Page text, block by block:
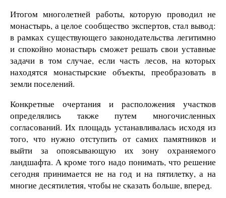
Итогом многолетней работы, которую проводил не
монастырь, а целое сообщество экспертов, стал вывод:
в рамках существующего законодательства легитимно
и спокойно монастырь сможет решать свои уставные
задачи в том случае, если часть лесов, на которых
находятся монастырские объекты, преобразовать в
земли поселений.
Конкретные очертания и расположения участков
определялись также путем многочисленных
согласований. Их площадь устанавливалась исходя из
того, что нужно отступить от самих памятников и
выйти за опоясывающую их зону охраняемого
ландшафта. А кроме того надо понимать, что решение
сегодня принимается не на год и на пятилетку, а на
многие десятилетия, чтобы не сказать больше, вперед.